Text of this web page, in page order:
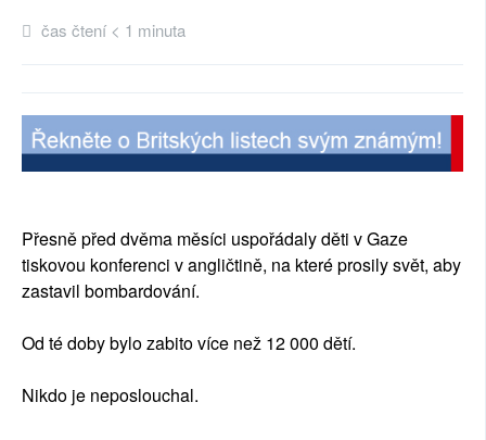
SOCIÁLNÍ SÍTĚ
PLNÁ VERZE STRÁNEK
čas čtení < 1 minuta
Přesně před dvěma měsíci uspořádaly děti v Gaze
tiskovou konferenci v angličtině, na které prosily svět, aby
zastavil bombardování.
Od té doby bylo zabito více než 12 000 dětí.
Nikdo je neposlouchal.